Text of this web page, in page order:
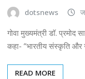
dotsnews
गोवा मुख्यमंत्री डॉ. प्रमोद
कहा- “भारतीय संस्कृति और
READ MORE